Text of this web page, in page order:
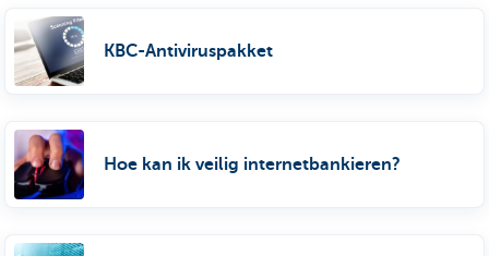
KBC-Antiviruspakket
Hoe kan ik veilig internetbankieren?